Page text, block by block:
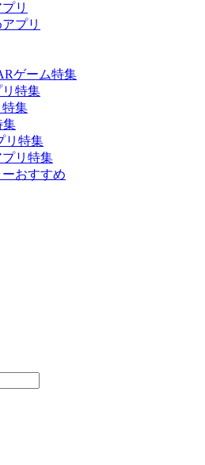
リ
プリ
ゲーム特集
特集
特集
集
リ特集
リ特集
おすすめ